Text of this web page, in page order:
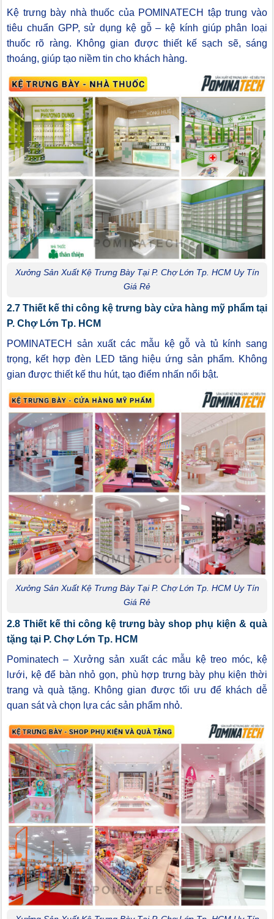
Kệ trưng bày nhà thuốc của POMINATECH tập trung vào
tiêu chuẩn GPP, sử dụng kệ gỗ – kệ kính giúp phân loại
thuốc rõ ràng. Không gian được thiết kế sạch sẽ, sáng
thoáng, giúp tạo niềm tin cho khách hàng.
Xưởng Sản Xuất Kệ Trưng Bày Tại P. Chợ Lớn Tp. HCM Uy Tín
Giá Rẻ
2.7 Thiết kế thi công kệ trưng bày cửa hàng mỹ phẩm tại
P. Chợ Lớn Tp. HCM
POMINATECH sản xuất các mẫu kệ gỗ và tủ kính sang
trọng, kết hợp đèn LED tăng hiệu ứng sản phẩm. Không
gian được thiết kế thu hút, tạo điểm nhấn nổi bật.
Xưởng Sản Xuất Kệ Trưng Bày Tại P. Chợ Lớn Tp. HCM Uy Tín
Giá Rẻ
2.8 Thiết kế thi công kệ trưng bày shop phụ kiện & quà
tặng tại P. Chợ Lớn Tp. HCM
Pominatech – Xưởng sản xuất các mẫu kệ treo móc, kệ
lưới, kệ để bàn nhỏ gọn, phù hợp trưng bày phụ kiện thời
trang và quà tặng. Không gian được tối ưu để khách dễ
quan sát và chọn lựa các sản phẩm nhỏ.